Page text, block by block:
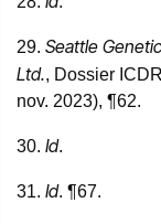
29. Seattle
Ltd., Dossier
nov. 2023), ¶62.
30. Id.
31. Id. ¶67.